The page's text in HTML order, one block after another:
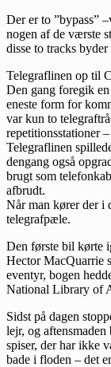
Der er to ”bypass”
nogen af de værste
disse to tracks
Telegraflinen op til
Den gang foregik en
eneste form for
var kun to
repetitionsstationer
Telegraflinen
dengang også
brugt som
afbrudt.
Når man kører der i
telegrafpæle.
Den første bil kørte
Hector MacQuarrie
eventyr, bogen
National Library of
Sidst på dagen
lejr, og
spiser, der har ikke
bade i floden – det